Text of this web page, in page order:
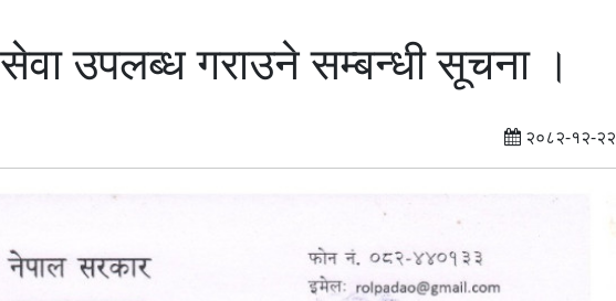
सेवा उपलब्ध गराउने सम्बन्धी सूचना ।
२०८२-१२-२२